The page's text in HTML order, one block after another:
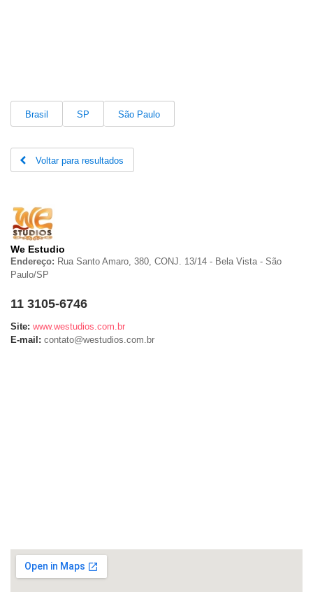
Brasil SP São Paulo
Voltar para resultados
We Estudio
Endereço: Rua Santo Amaro, 380, CONJ. 13/14 - Bela Vista- São
Paulo/SP
11 3105-6746
Site: www.westudios.com.br
E-mail: contato@westudios.com.br